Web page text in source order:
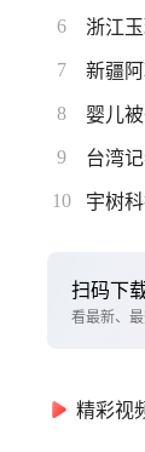
6 浙江
7 新疆
8 婴儿
9 台湾
10 宇树
扫码下
看最新、
精彩视